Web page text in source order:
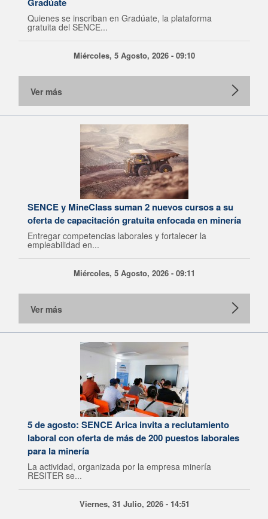
Quienes se inscriban en Gradúate, la plataforma
gratuita del SENCE...
Miércoles, 5 Agosto, 2026 - 09:10
Ver más
SENCE y MineClass suman 2 nuevos cursos a su
oferta de capacitación gratuita enfocada en minería
Entregar competencias laborales y fortalecer la
empleabilidad en...
Miércoles, 5 Agosto, 2026 - 09:11
Ver más
5 de agosto: SENCE Arica invita a reclutamiento
laboral con oferta de más de 200 puestos laborales
para la minería
La actividad, organizada por la empresa minería
RESITER se...
Viernes, 31 Julio, 2026 - 14:51